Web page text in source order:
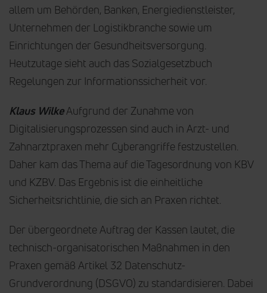
allem um Behörden, Banken, Energiedienstleister,
Unternehmen der Logistikbranche sowie um
Einrichtungen der Gesundheitsversorgung.
Heutzutage sieht auch das Sozialgesetzbuch
Regelungen zur Informationssicherheit vor.
Klaus WilkeAufgrund der Zunahme von
Digitalisierungsprozessen sind auch in Arzt- und
Zahnarztpraxen mehr Cyberangriffe festzustellen.
Daher kam das Thema auf die Tagesordnung von KBV
und KZBV. Das Ergebnis ist die einheitliche
Sicherheitsrichtlinie, die sich an Praxen richtet.
Der übergeordnete Auftrag der Kassen lautet, die
technisch-organisatorischen Maßnahmen in den
Praxen gemäß Artikel 32 Datenschutz-
Grundverordnung (DSGVO) zu standardisieren. Dabei